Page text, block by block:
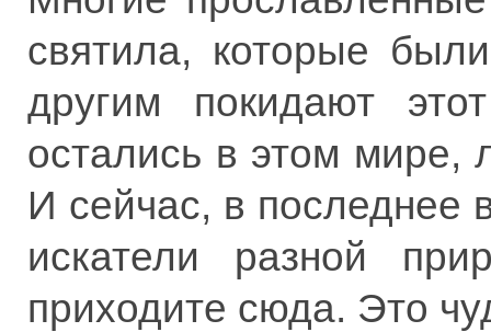
святила, которые
другим покидают
остались в этом
И сейчас, в
искатели разной
приходите сюда. Это